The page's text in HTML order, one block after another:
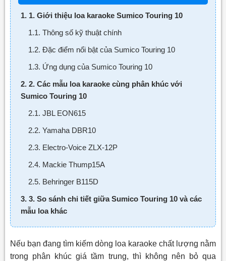
1. 1. Giới thiệu loa karaoke Sumico Touring 10
1.1. Thông số kỹ thuật chính
1.2. Đặc điểm nổi bật của Sumico Touring 10
1.3. Ứng dụng của Sumico Touring 10
2. 2. Các mẫu loa karaoke cùng phân khúc với
Sumico Touring 10
2.1. JBL EON615
2.2. Yamaha DBR10
2.3. Electro-Voice ZLX-12P
2.4. Mackie Thump15A
2.5. Behringer B115D
3. 3. So sánh chi tiết giữa Sumico Touring 10 và các
mẫu loa khác
Nếu bạn đang tìm kiếm dòng loa karaoke chất lượng nằm
trong phân khúc giá tầm trung, thì không nên bỏ qua